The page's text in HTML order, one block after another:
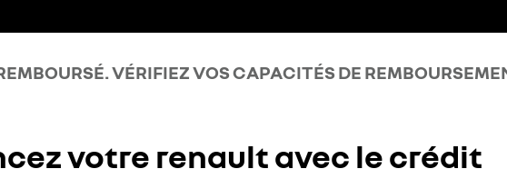
VÉRIFIEZ VOS CAPACITÉS DE
votre renault avec le crédit